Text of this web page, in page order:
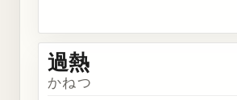
過熱
かねつ